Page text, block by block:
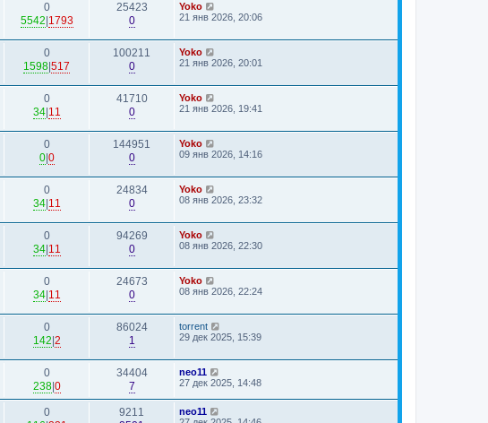
0
5542 1793
25423
0
Yoko
21 янв 2026, 20:06
0
1598 517
100211
0
Yoko
21 янв 2026, 20:01
0
34| 11
41710
0
Yoko
21 янв 2026, 19:41
0
0| 0
144951
0
Yoko
09 янв 2026, 14:16
0
34| 11
24834
0
Yoko
08 янв 2026, 23:32
0
34| 11
94269
0
Yoko
08 янв 2026, 22:30
0
34| 11
24673
0
Yoko
08 янв 2026, 22:24
0
142 2
86024
1
torrent
29 дек 2025, 15:39
0
238| 0
34404
7
neo11
27 дек 2025, 14:48
0
9211
neo11